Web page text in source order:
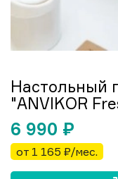
Настольный
"ANVIKOR
6 990 ₽
от 1 165 ₽/мес.